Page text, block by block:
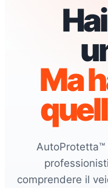
Ma
comprendere il